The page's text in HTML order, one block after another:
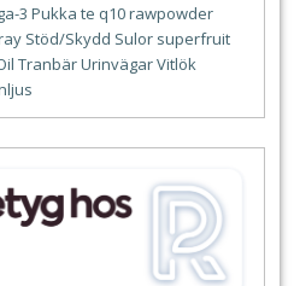
3 Pukka te q10rawpowder
Stöd/Skydd Sulor superfruit
TranbärUrinvägarVitlök